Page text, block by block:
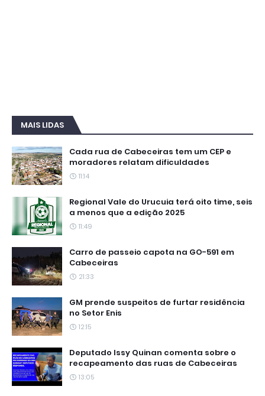
MAIS LIDAS
Cada rua de Cabeceiras tem um CEP e
moradores relatam dificuldades
11:14
Regional Vale do Urucuia terá oito time, seis
a menos que a edição 2025
11:49
Carro de passeio capota na GO-591 em
Cabeceiras
21:33
GM prende suspeitos de furtar residência
no Setor Enis
12:15
Deputado Issy Quinan comenta sobre o
recapeamento das ruas de Cabeceiras
13:05